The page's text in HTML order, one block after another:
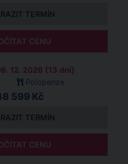
TERMÍN
CENU
12. 2026 (13 dní)
Polopenze
599 Kč
TERMÍN
CENU